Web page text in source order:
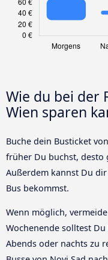
Wie du bei der
Wien sparen
Buche dein Busticket
früher Du buchst, desto
Außerdem kannst Du
Bus bekommst.
Wenn möglich,
Wochenende solltest
Abends oder nachts zu